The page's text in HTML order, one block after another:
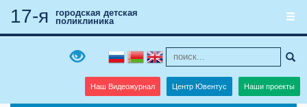
Наш Видеожурнал Центр Ювентус Наши проекты
17-я
городская детская
поликлиника